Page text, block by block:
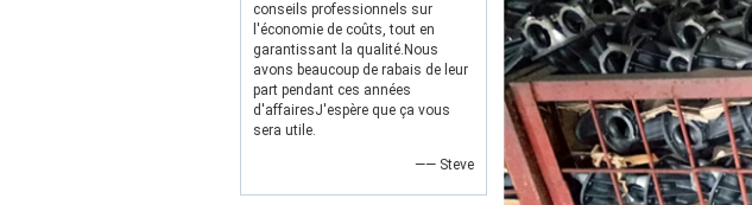
conseils professionnels sur
l'économie de coûts, tout en
garantissant la qualité.Nous
avons beaucoup de rabais de leur
part pendant ces années
d'affairesJ'espère que ça vous
sera utile.
—— Steve